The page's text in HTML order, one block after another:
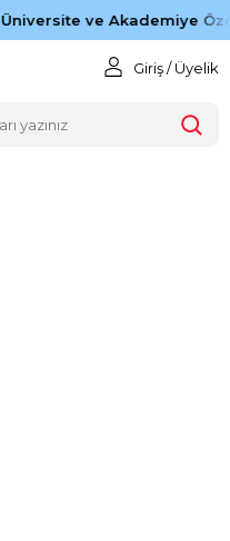
Üniversite ve Akademiye
Giriş / Üyelik